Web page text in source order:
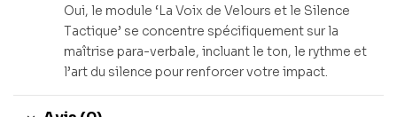
Oui, le module ‘La Voix de Velours et le Silence
Tactique’ se concentre spécifiquement sur la
maîtrise para-verbale, incluant le ton, le rythme et
l’art du silence pour renforcer votre impact.